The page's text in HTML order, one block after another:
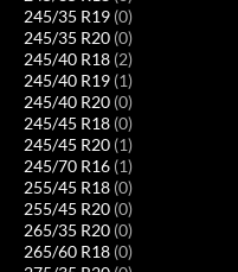
245/35 R19 (0)
245/35 R20 (0)
245/40 R18 (2)
245/40 R19 (1)
245/40 R20 (0)
245/45 R18 (0)
245/45 R20 (1)
245/70 R16 (1)
255/45 R18 (0)
255/45 R20 (0)
265/35 R20 (0)
265/60 R18 (0)